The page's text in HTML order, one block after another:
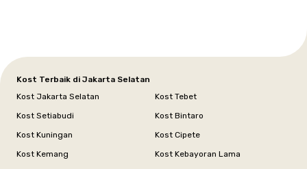
Kost Terbaik di Jakarta Selatan
Kost Jakarta Selatan
Kost Tebet
Kost Setiabudi
Kost Bintaro
Kost Kuningan
Kost Cipete
Kost Kemang
Kost Kebayoran Lama